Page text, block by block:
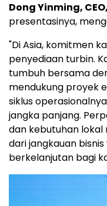
Dong Yinming,
presentasinya,
"Di Asia, komitmen
penyediaan turbin.
tumbuh bersama
mendukung proyek
siklus
jangka panjang.
dan kebutuhan
dari jangkauan
berkelanjutan bagi